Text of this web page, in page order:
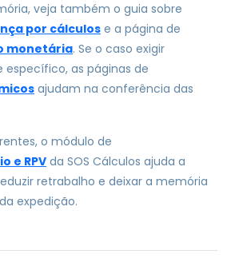
veja também o guia sobre
por cálculos e a página de
monetária. Se o caso exigir
as páginas de
ajudam na conferência das
o módulo de
e RPV da SOS Cálculos ajuda a
retrabalho e deixar a memória
expedição.